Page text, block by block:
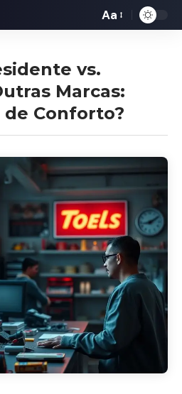
Aa
vs.
Marcas:
de Conforto?